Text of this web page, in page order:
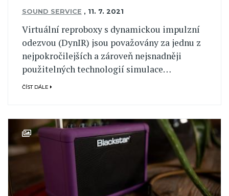
SOUND SERVICE , 11. 7. 2021
Virtuální reproboxy s dynamickou impulzní
odezvou (DynIR) jsou považovány za jednu z
nejpokročilejších a zároveň nejsnadněji
použitelných technologií simulace…
ČÍST DÁLE